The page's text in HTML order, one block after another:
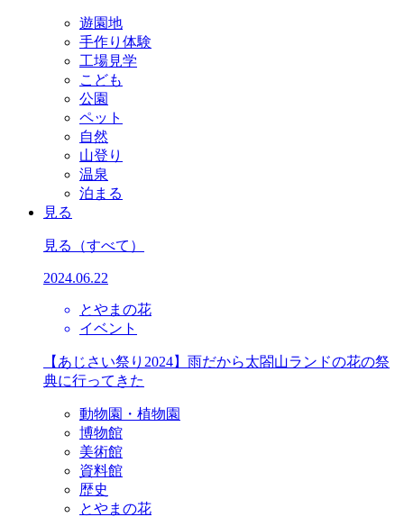
遊園地
手作り体験
工場見学
こども
公園
ペット
自然
山登り
温泉
泊まる
見る
見る （すべて）
2024.06.22
とやまの花
イベント
【あじさい祭り2024】雨だから太閤山ランドの花の祭
典に行ってきた
動物園・植物園
博物館
美術館
資料館
歴史
とやまの花